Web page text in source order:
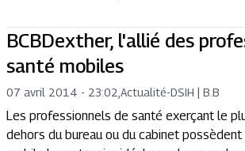
BCBDexther, l'allié des
santé mobiles
07 avril 2014 - 23:02 Actualité-DSIH | B.B
Les professionnels de santé exerçant le
dehors du bureau ou du cabinet